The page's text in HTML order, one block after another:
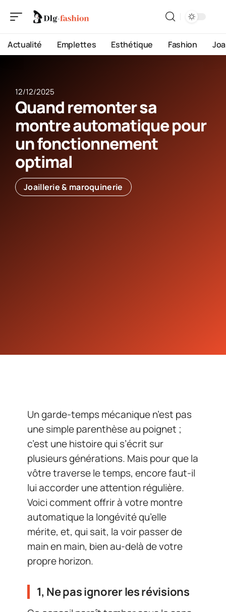
Actualité Emplettes Esthétique Fashion
12/12/2025
Quand remonter sa
montre automatique pour
un fonctionnement
optimal
Joaillerie & maroquinerie
Un garde-temps mécanique n’est pas
une simple parenthèse au poignet ;
c’est une histoire qui s’écrit sur
plusieurs générations. Mais pour que la
vôtre traverse le temps, encore faut-il
lui accorder une attention régulière.
Voici comment offrir à votre montre
automatique la longévité qu’elle
mérite, et, qui sait, la voir passer de
main en main, bien au-delà de votre
propre horizon.
1, Ne pas ignorer les révisions